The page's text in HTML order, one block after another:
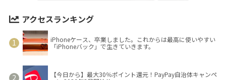
アクセスランキング
iPhoneケース、卒業しました。これからは最高に使いやすい
「iPhoneバック」で生きていきます。
【今日から】最大30％ポイント還元！PayPay自治体キャンペ